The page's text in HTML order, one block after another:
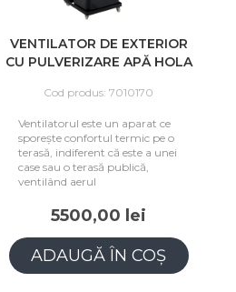
VENTILATOR DE EXTERIOR
CU PULVERIZARE APĂ HOLA
Cod produs: 7010170
Ventilatorul este un aparat ce
sporește confortul termic pe o
terasă, indiferent că este a unei
case sau o terasă publică,
ventilând aerul
5500,00 lei
ADAUGĂ ÎN COȘ